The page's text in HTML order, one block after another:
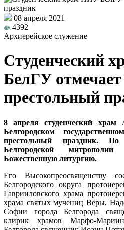
08 апреля 2021
4392
Архиерейское служение
Студенческий
БелГУ отмечает
престольный
8 апреля студенческий храм
Белгородском
престольный праздник.
Белгородской
Божественную литургию.
Его Высокопреосвященству
Белгородского округа
Гаврииловского храма
храма святых мучениц Веры,
Софии города Белгорода
клирик храмов Марфо-